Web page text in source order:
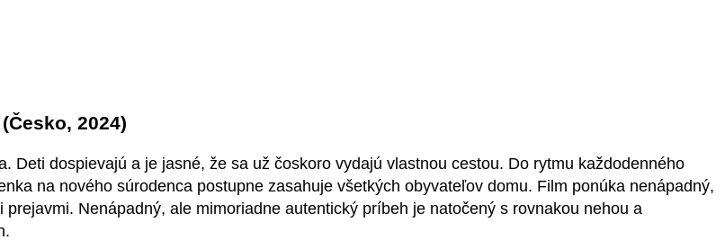
2024)
Deti dospievajú a je jasné, že sa už čoskoro vydajú vlastnou cestou. Do rytmu každodenného
na nového súrodenca postupne zasahuje všetkých obyvateľov domu. Film ponúka nenápadný,
Nenápadný, ale mimoriadne autentický príbeh je natočený s rovnakou nehou a